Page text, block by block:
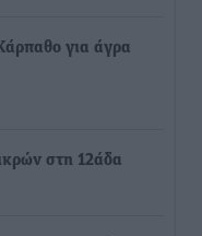
για άγρα
στη 12άδα